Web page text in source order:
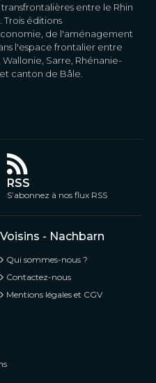
entre le Rhin
Trois éditions
de l'aménagement
l'espace frontalier entre
Sarre, Rhénanie-
canton de Bâle.
RSS
S’abonnez à nos flux RSS
Voisins - Nachbarn
Qui sommes-nous ?
Contactez-nous
Mentions légales et CGV